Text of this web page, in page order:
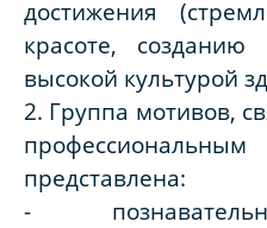
достижения
красоте,
высокой культурой
2. Группа мотивов,
представлена:
-